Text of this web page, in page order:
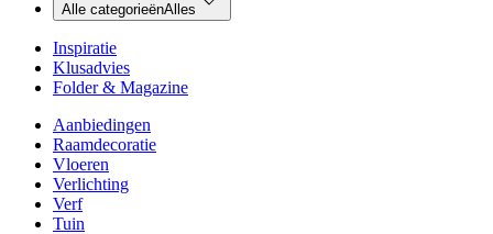
Alle categorieënAlles
Inspiratie
Klusadvies
Folder & Magazine
Aanbiedingen
Raamdecoratie
Vloeren
Verlichting
Verf
Tuin